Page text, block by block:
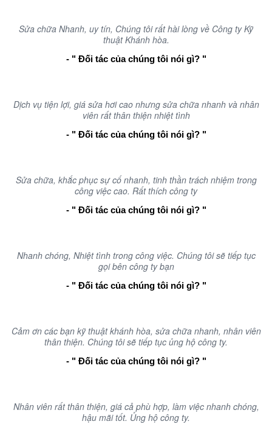
Sửa chữa Nhanh, uy tín, Chúng tôi rất hài lòng về Công ty Kỹ
thuật Khánh hòa.
- " Đối tác của chúng tôi nói gì? "
Dịch vụ tiện lợi, giá sửa hơi cao nhưng sửa chữa nhanh và nhân
viên rất thân thiện nhiệt tình
- " Đối tác của chúng tôi nói gì? "
Sửa chữa, khắc phục sự cố nhanh, tinh thần trách nhiệm trong
công việc cao. Rất thích công ty
- " Đối tác của chúng tôi nói gì? "
Nhanh chóng, Nhiệt tình trong công việc. Chúng tôi sẽ tiếp tục
gọi bên công ty bạn
- " Đối tác của chúng tôi nói gì? "
Cảm ơn các bạn kỹ thuật khánh hòa, sửa chữa nhanh, nhân viên
thân thiện. Chúng tôi sẽ tiếp tục ủng hộ công ty.
- " Đối tác của chúng tôi nói gì? "
Nhân viên rất thân thiện, giá cả phù hợp, làm việc nhanh chóng,
hậu mãi tốt. Ủng hộ công ty.